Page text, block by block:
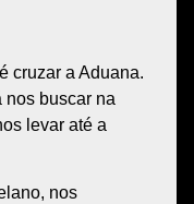
cruzar a Aduana.
nos buscar na
levar até a
, nos